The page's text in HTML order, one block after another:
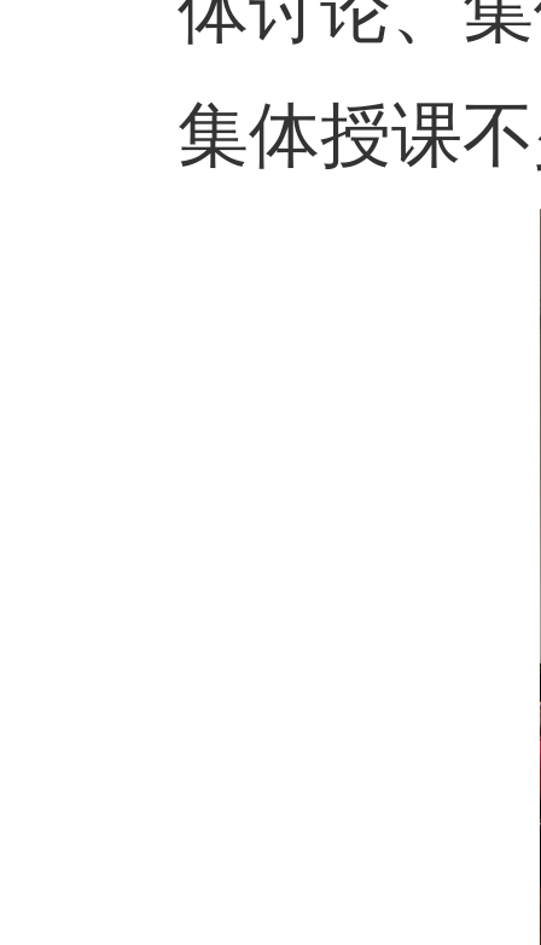
培训。
体讨论、
集体授